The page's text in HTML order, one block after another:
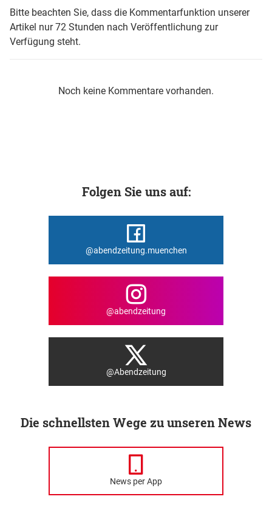
Bitte beachten Sie, dass die Kommentarfunktion unserer
Artikel nur 72 Stunden nach Veröffentlichung zur
Verfügung steht.
Noch keine Kommentare vorhanden.
Folgen Sie uns auf:
@abendzeitung.muenchen
@abendzeitung
@Abendzeitung
Die schnellsten Wege zu unseren News
News per App